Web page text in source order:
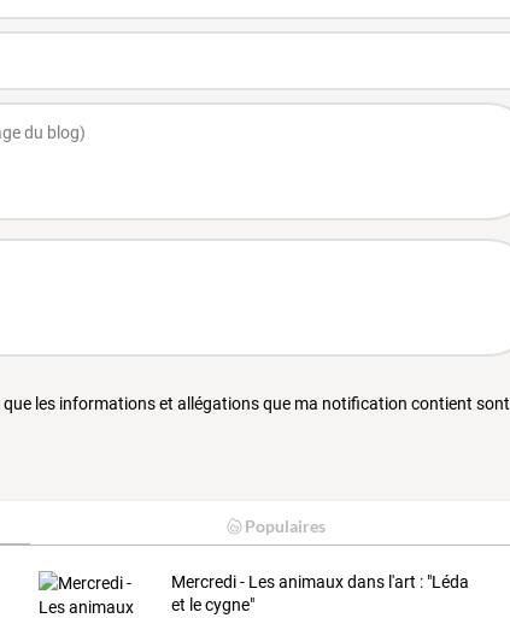
les informations et allégations que ma notification contient sont
Populaires
Mercredi - Les animaux dans l'art : "Léda
et le cygne"